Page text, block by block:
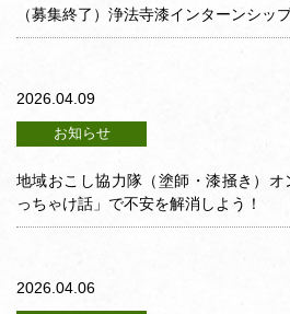
（募集終了）浄法寺漆インターンシッ
2026.04.09
お知らせ
地域おこし協力隊（塗師・漆掻き）
っちゃけ話」で不安を解消しよう！
2026.04.06